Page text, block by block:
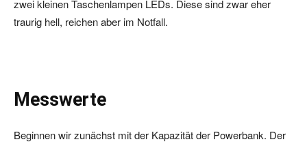
zwei kleinen Taschenlampen LEDs. Diese sind zwar eher
traurig hell, reichen aber im Notfall.
Messwerte
Beginnen wir zunächst mit der Kapazität der Powerbank. Der